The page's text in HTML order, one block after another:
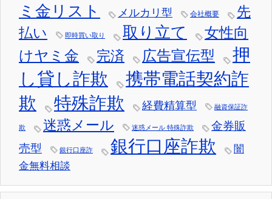
ミ金リスト
メルカリ型 会社概要
先
払い
即時買い取り 取り立て
女性向
けヤミ金
完済 広告宣伝型
押
し貸し詐欺
携帯電話契約詐
欺
特殊詐欺 経費精算型 融資保証詐
欺 迷惑メール 迷惑メール 特殊詐欺
金券販
売型
銀行口座詐 銀行口座詐欺
闇
金無料相談